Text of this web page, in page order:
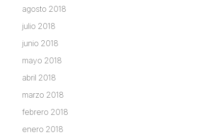
agosto 2018
julio 2018
junio 2018
mayo 2018
abril 2018
marzo 2018
febrero 2018
enero 2018